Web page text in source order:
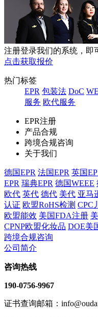
注册登录我们的系统，即
点击获取报价
热门标签
EPR 包装法 DoC
服务 欧代服务
EPR注册
产品合规
跨境合规咨询
关于我们
德国EPR 法国EPR 英国
EPR 瑞典EPR 德国WEEE
欧代 英代 德代 美代 亚马
认证 欧盟RoHS检测 CPC
欧盟能效 美国FDA注册
CPNP欧盟化妆品 DOE美
跨境合规咨询
公司简介
咨询热线
190-0756-9967
证书查询邮箱：